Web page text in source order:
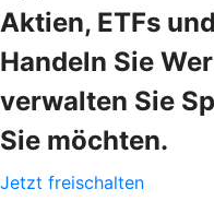
Aktien, ETFs
Handeln Sie
verwalten Sie
Sie möchten.
Jetzt freischalten